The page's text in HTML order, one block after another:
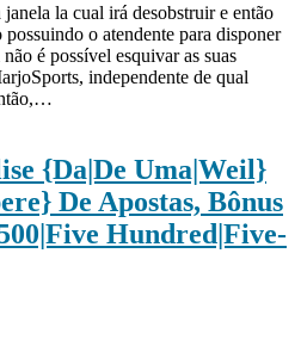
la cual irá desobstruir e então
o atendente para disponer
é possível esquivar as suas
independente de qual
{Da|De Uma|Weil}
De Apostas, Bônus
Hundred|Five-